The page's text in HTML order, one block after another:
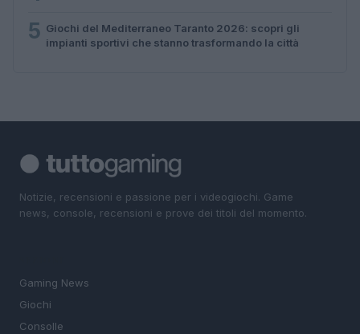
5 Giochi del Mediterraneo Taranto 2026: scopri gli
impianti sportivi che stanno trasformando la città
Notizie, recensioni e passione per i videogiochi. Game
news, console, recensioni e prove dei titoli del momento.
Gaming News
Giochi
Consolle